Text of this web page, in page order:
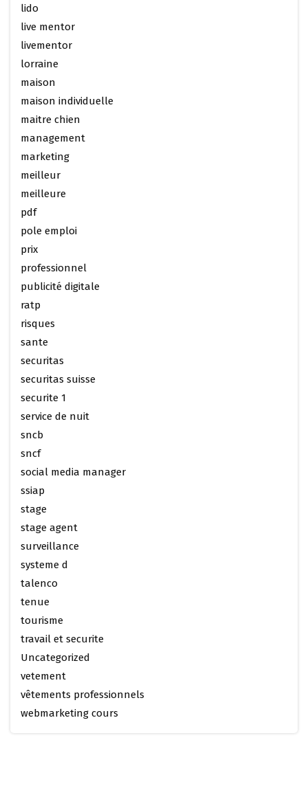
lido
live mentor
livementor
lorraine
maison
maison individuelle
maitre chien
management
marketing
meilleur
meilleure
pdf
pole emploi
prix
professionnel
publicité digitale
ratp
risques
sante
securitas
securitas suisse
securite 1
service de nuit
sncb
sncf
social media manager
ssiap
stage
stage agent
surveillance
systeme d
talenco
tenue
tourisme
travail et securite
Uncategorized
vetement
vêtements professionnels
webmarketing cours